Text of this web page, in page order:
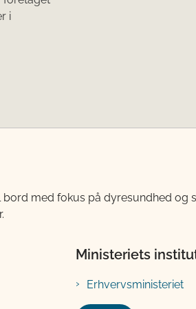
i
med fokus på dyresundhed og
Ministeriets
Erhvervsministeriet